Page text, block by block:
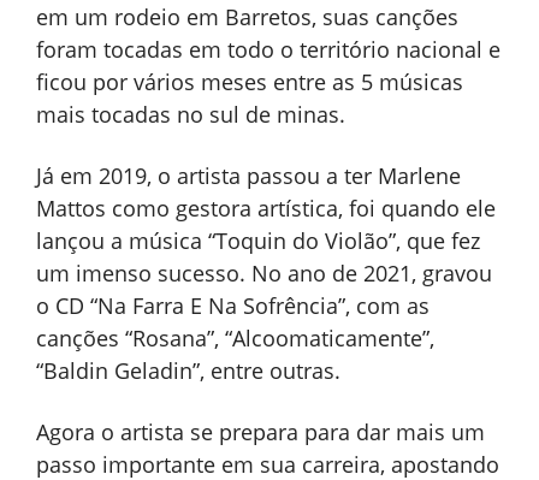
em um rodeio em Barretos, suas canções
foram tocadas em todo o território nacional e
ficou por vários meses entre as 5 músicas
mais tocadas no sul de minas.
Já em 2019, o artista passou a ter Marlene
Mattos como gestora artística, foi quando ele
lançou a música “Toquin do Violão”, que fez
um imenso sucesso. No ano de 2021, gravou
o CD “Na Farra E Na Sofrência”, com as
canções “Rosana”, “Alcoomaticamente”,
“Baldin Geladin”, entre outras.
Agora o artista se prepara para dar mais um
passo importante em sua carreira, apostando